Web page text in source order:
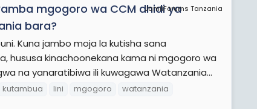
JamiiForums Tanzania
mgogoro wa CCM dhidi ya
bara?
Kuna jambo moja la kutisha sana
hususa kinachoonekana kama ni mgogoro wa
na yanaratibiwa ili kuwagawa Watanzania...
kutambua lini mgogoro
watanzania